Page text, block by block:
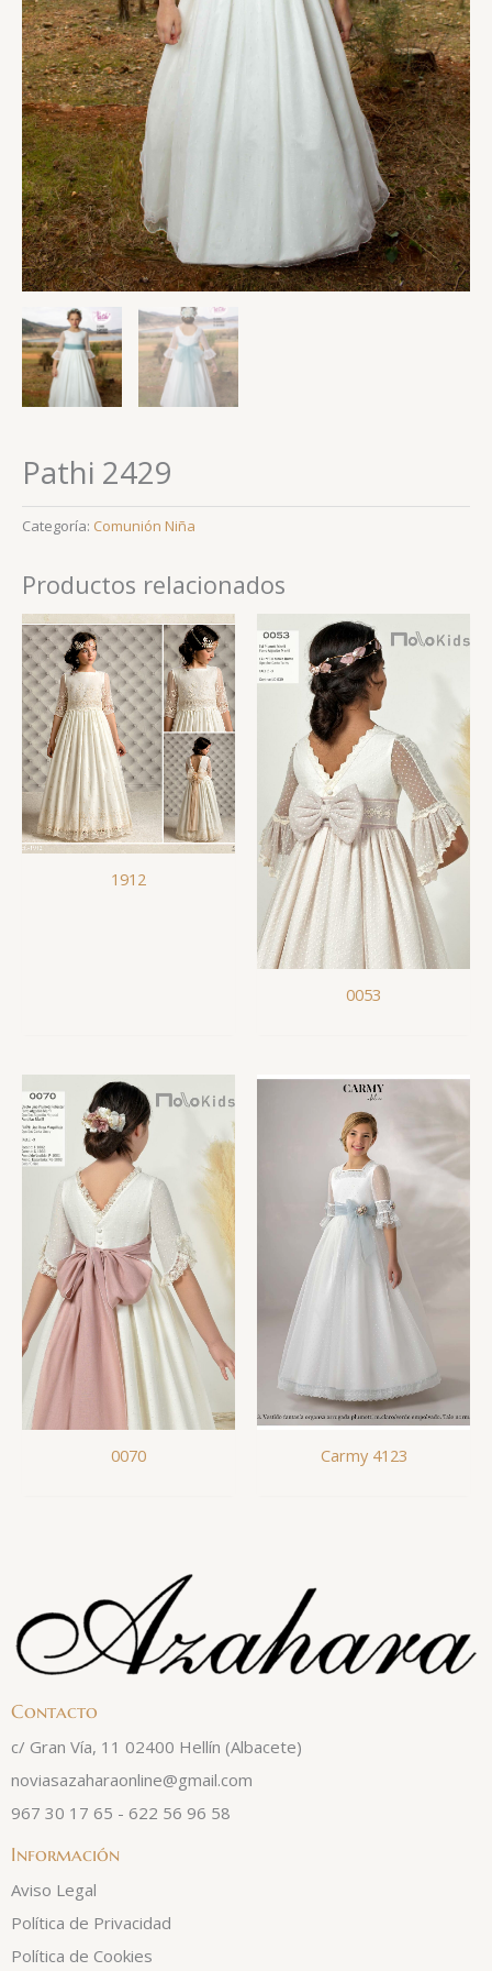
Pathi 2429
Categoría: Comunión Niña
Productos relacionados
1912
0053
0070 Carmy 4123
Contacto
c/ Gran Vía, 11 02400 Hellín (Albacete)
noviasazaharaonline@gmail.com
967 30 17 65 - 622 56 96 58
Información
Aviso Legal
Política de Privacidad
Política de Cookies